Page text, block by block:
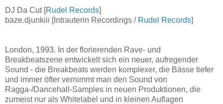
DJ Da Cut [Rudel Records]
baze.djunkiii [Intrauterin Recordings / Rudel Records]
London, 1993. In der florierenden Rave- und
Breakbeatszene entwickelt sich ein neuer, aufregender
Sound - die Breakbeats werden komplexer, die Bässe tiefer
und immer öfter vernimmt man den Sound von
Ragga-/Dancehall-Samples in neuen Produktionen, die
zumeist nur als Whitelabel und in kleinen Auflagen